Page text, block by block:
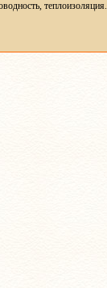
теплоизоляция.